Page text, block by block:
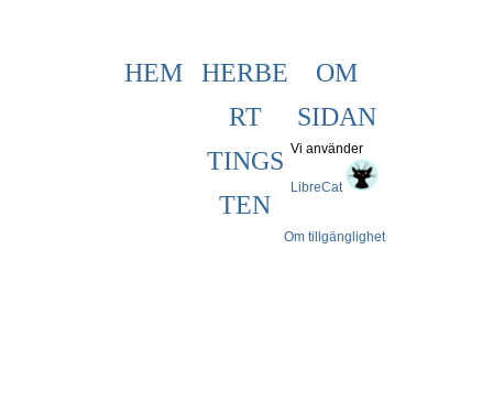
HEM
HERBE
RT
TINGS
TEN
OM
SIDAN
Om tillgänglighet
Vi använder
LibreCat